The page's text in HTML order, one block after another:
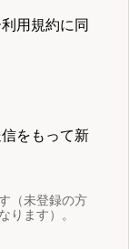
用規約に同
をもって新
（未登録の方
ります）。